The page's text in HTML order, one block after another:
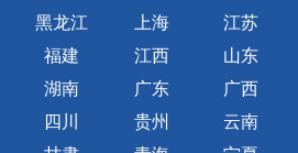
黑龙江 上海
江苏
福建 江西
山东
湖南 广东
广西
四川 贵州
云南